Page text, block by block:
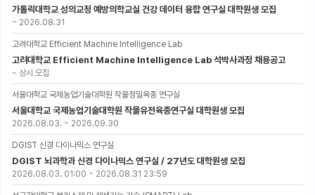
가톨릭대학교 성의교정 예방의학교실 건강 데이터 융합 연구실 대학원생 모집
~ 2026.08.31
고려대학교 Efficient Machine Intelligence Lab
고려대학교 Efficient Machine Intelligence Lab 석박사과정 채용공고
~ 상시 모집
서울대학교 국제농업기술대학원 작물정밀육종 연구실
서울대학교 국제농업기술대학원 작물유전육종연구실 대학원생 모집
2026.08.03. ~ 2026.09.30
DGIST 신경 다이나믹스 연구실
DGIST 뇌과학과 신경 다이나믹스 연구실 / 27년도 대학원생 모집
2026.08.03. 01:00 ~ 2026.08.31 23:59